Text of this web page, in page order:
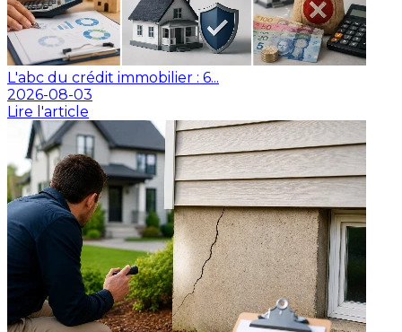
L'abc du crédit immobilier : 6...
2026-08-03
Lire l'article